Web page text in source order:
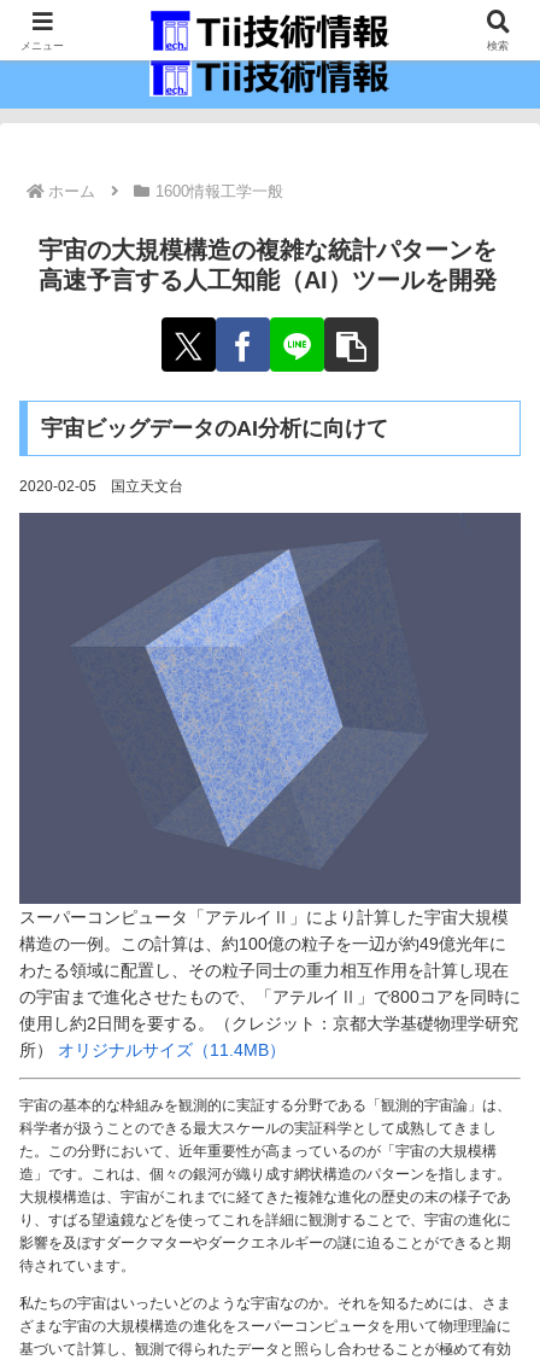
最新の科学技術の情報インフラ。
ホーム 1600情報工学一般
宇宙の大規模構造の複雑な統計パターンを
高速予言する人工知能（AI）ツールを開発
宇宙ビッグデータのAI分析に向けて
2020-02-05 国立天文台
スーパーコンピュータ「アテルイⅡ」により計算した宇宙大規模
構造の一例。この計算は、約100億の粒子を一辺が約49億光年に
わたる領域に配置し、その粒子同士の重力相互作用を計算し現在
の宇宙まで進化させたもので、「アテルイⅡ」で800コアを同時に
使用し約2日間を要する。（クレジット：京都大学基礎物理学研究
所） オリジナルサイズ（11.4MB）
宇宙の基本的な枠組みを観測的に実証する分野である「観測的宇宙論」は、
科学者が扱うことのできる最大スケールの実証科学として成熟してきまし
た。この分野において、近年重要性が高まっているのが「宇宙の大規模構
造」です。これは、個々の銀河が織り成す網状構造のパターンを指します。
大規模構造は、宇宙がこれまでに経てきた複雑な進化の歴史の末の様子であ
り、すばる望遠鏡などを使ってこれを詳細に観測することで、宇宙の進化に
影響を及ぼすダークマターやダークエネルギーの謎に迫ることができると期
待されています。
私たちの宇宙はいったいどのような宇宙なのか。それを知るためには、さま
ざまな宇宙の大規模構造の進化をスーパーコンピュータを用いて物理理論に
基づいて計算し、観測で得られたデータと照らし合わせることが極めて有効
メニュー 検索